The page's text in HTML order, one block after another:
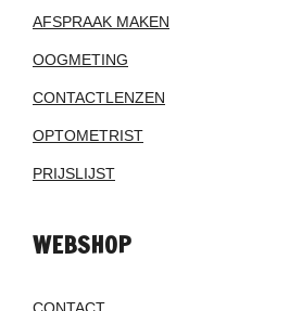
AFSPRAAK MAKEN
OOGMETING
CONTACTLENZEN
OPTOMETRIST
PRIJSLIJST
WEBSHOP